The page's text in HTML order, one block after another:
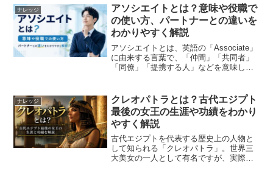
体積は、「底の面積」を求めて、それを
高さのぶんだけ積み重ねる...
ナレッジ
アソシエイトとは？意味や役職で
の使い方、パートナーとの違いを
わかりやすく解説
アソシエイトとは、英語の「Associate」
に由来する言葉で、「仲間」「共同者」
「同僚」「提携する人」などを意味しま
でのポジション、会員制度など、さまざ
まな場面で用い...
ナレッジ
クレオパトラとは？古代エジプト
最後の女王の生涯や功績をわかり
やすく解説
古代エジプトを代表する歴史上の人物と
して知られる「クレオパトラ」。世界三
大美女の一人として有名ですが、実際に